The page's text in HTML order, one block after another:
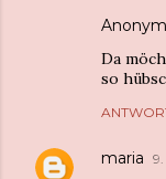
Anonym
Da
so
maria